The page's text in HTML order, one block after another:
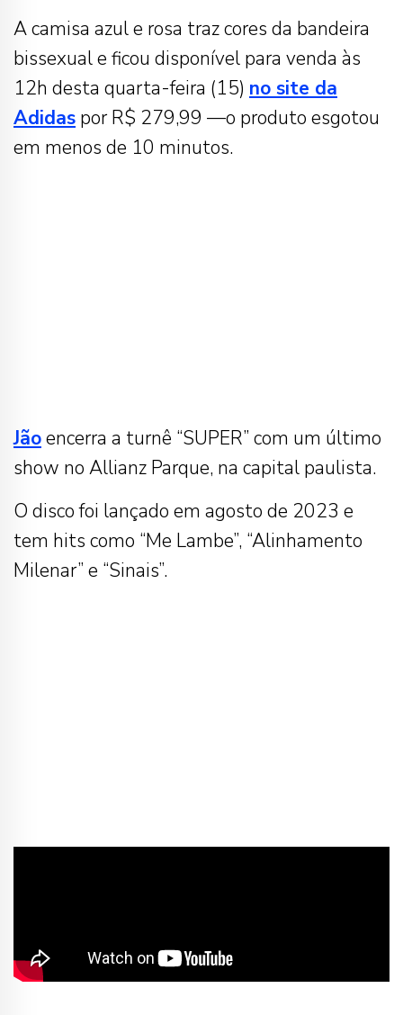
A camisa azul e rosa traz cores da bandeira
bissexual e ficou disponível para venda às
12h desta quarta-feira (15) no site da
Adidas por R$ 279,99 —o produto esgotou
em menos de 10 minutos.
Jãoencerra a turnê “SUPER” com um último
show no Allianz Parque, na capital paulista.
O disco foi lançado em agosto de 2023 e
tem hits como “Me Lambe”, “Alinhamento
Milenar” e “Sinais”.